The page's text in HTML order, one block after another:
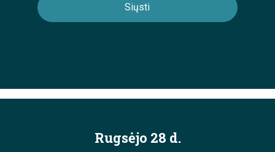
Rugsėjo 28 d.